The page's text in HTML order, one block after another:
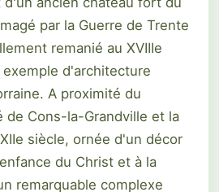
par la Guerre de Trente
remanié au XVIIIe
d'architecture
A proximité du
de Cons-la-Grandville et la
siècle, ornée d'un décor
du Christ et à la
remarquable complexe